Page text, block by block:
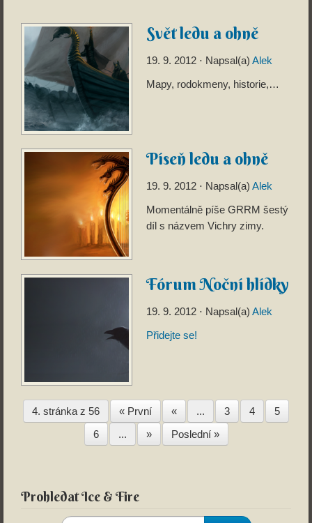
Svět ledu a ohně
19. 9. 2012 ⋅ Napsal(a) Alek
Mapy, rodokmeny, historie,…
Píseň ledu a ohně
19. 9. 2012 ⋅ Napsal(a) Alek
Momentálně píše GRRM šestý
díl s názvem Vichry zimy.
Fórum Noční hlídky
19. 9. 2012 ⋅ Napsal(a) Alek
Přidejte se!
4. stránka z 56 « První « ... 3 4
5
6
... » Poslední »
Prohledat Ice & Fire